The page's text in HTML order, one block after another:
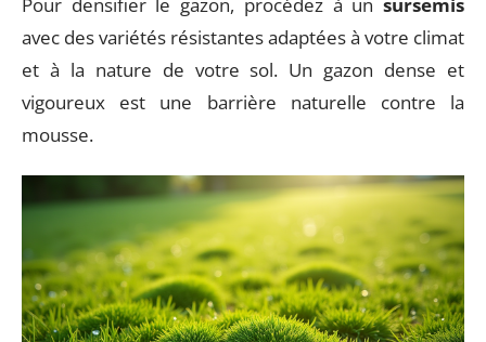
avec des variétés résistantes adaptées à votre climat
et à la nature de votre sol. Un gazon dense et
vigoureux est une barrière naturelle contre la
mousse.